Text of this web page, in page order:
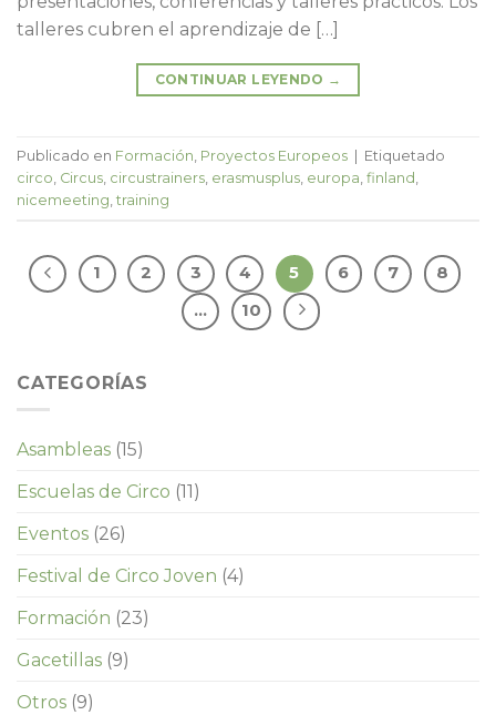
talleres cubren el aprendizaje de […]
CONTINUAR LEYENDO →
Publicado en Formación Proyectos Europeos | Etiquetado
circo Circus circustrainers erasmusplus europa finland
nicemeeting training
1 2 3 4 5 6 7
8
…
10
CATEGORÍAS
Asambleas (15)
Escuelas de Circo (11)
Eventos (26)
Festival de Circo Joven (4)
Formación (23)
Gacetillas (9)
Otros (9)